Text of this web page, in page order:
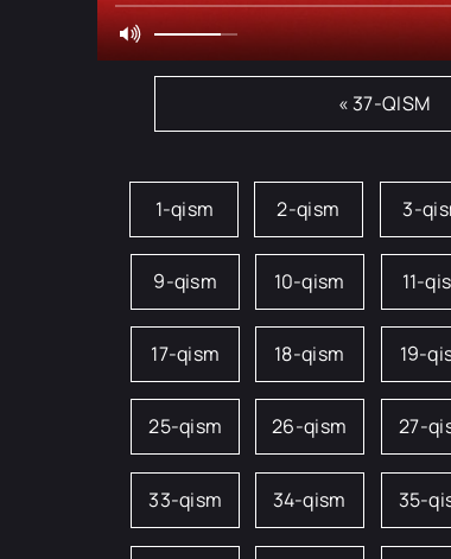
« 37-QISM
1-qism 2-qism 3-
9-qism 10-qism 11-
17-qism 18-qism 19-
25-qism 26-qism 27-
33-qism 34-qism 35-